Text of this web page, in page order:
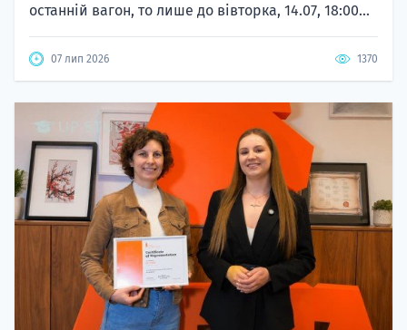
останній вагон, то лише до вівторка, 14.07, 18:00...
07 лип 2026 1370